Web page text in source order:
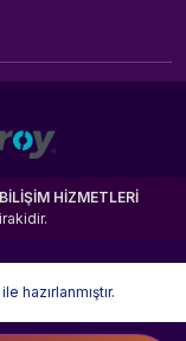
HİZMETLERİ
hazırlanmıştır.